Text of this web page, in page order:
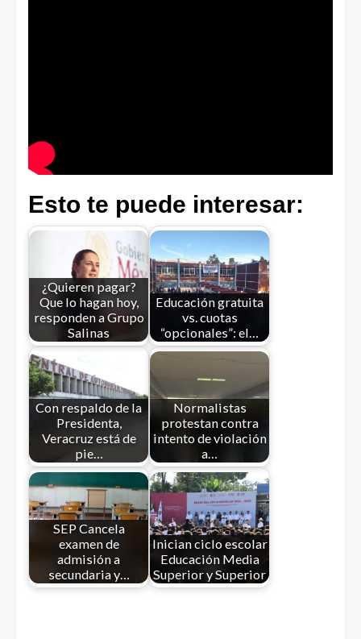
Esto te puede interesar:
¿Quieren pagar?
Que lo hagan hoy,
responden a Grupo
Salinas
Educación gratuita
vs. cuotas
“opcionales”: el…
Con respaldo de la
Presidenta,
Veracruz está de
pie…
Normalistas
protestan contra
intento de violación
a…
SEP Cancela
examen de
admisión a
secundaria y…
Inician ciclo escolar
Educación Media
Superior y Superior